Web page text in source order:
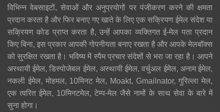
विभिन्न वेबसाइटों, सेवाओं और अनुप्रयोगों पर पंजीकरण करने की क्षमता
प्रदान करता है और फिर बनाए गए खाते के लिए एक सक्रियण ईमेल संदेश या
सक्रियण कोड प्राप्त करता है, उन्हें आपका व्यक्तिगत ई-मेल पता प्रदान
किए बिना, इस प्रकार आपकी गोपनीयता बनाए रखता है और आपके मेलबॉक्स
को सुरक्षित रखता है। भविष्य में स्पैम प्रचार संदेशों से भरा जा रहा है। आपने
अस्थायी ईमेल, डिस्पोजेबल ईमेल, अस्थायी ईमेल, वर्चुअल ईमेल, अनाम ईमेल,
नकली ईमेल, मोहमल, 10मिनट मेल, Moakt, Gmailnator, गुरिल्ला मेल,
एक त्वरित ईमेल, 10मिनटमेल, टेम्प-मेल जैसे नामों के साथ सेवा के बारे में
सुना होगा।